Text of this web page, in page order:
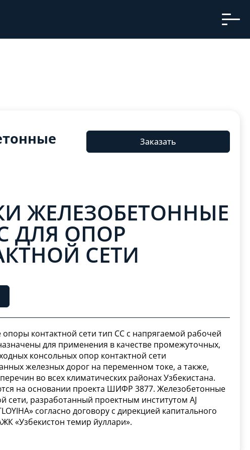
Заказать
ЖЕЛЕЗОБЕТОННЫЕ
ДЛЯ ОПОР
СЕТИ
контактной сети тип СС с напрягаемой рабочей
для применения в качестве промежуточных,
консольных опор контактной сети
железных дорог на переменном токе, а также,
во всех климатических районах Узбекистана.
на основании проекта ШИФР 3877. Железобетонные
сети, разработанный проектным институтом AJ
согласно договору с дирекцией капитального
«Узбекистон темир йуллари».